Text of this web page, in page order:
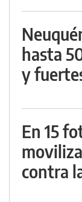
hasta
y
En 15
contra